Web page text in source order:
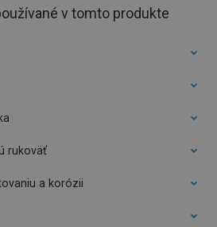
v tomto produkte
rukoväť
a korózii